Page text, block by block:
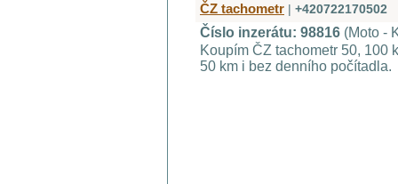
ČZ tachometr | +420722170502
Číslo inzerátu: 98816 (Moto -
Koupím ČZ tachometr 50, 100
50 km i bez denního počítadla.